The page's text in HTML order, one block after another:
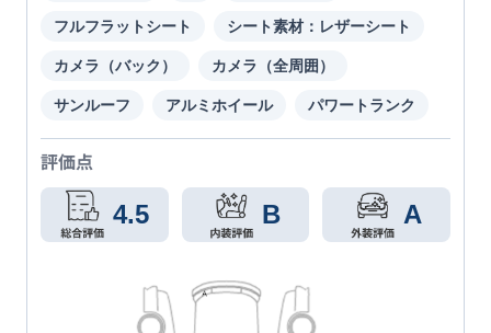
フルフラットシート シート素材：レザーシート
カメラ（バック） カメラ（全周囲）
サンルーフ アルミホイール パワートランク
評価点
4.5 B A